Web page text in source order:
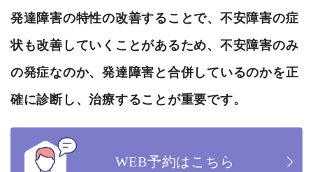
発達障害の特性の改善することで、不安障害の症
状も改善していくことがあるため、不安障害のみ
の発症なのか、発達障害と合併しているのかを正
確に診断し、治療することが重要です。
WEB予約はこちら